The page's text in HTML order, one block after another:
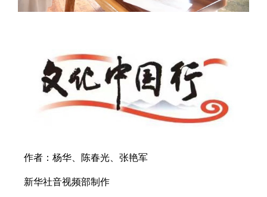
作者：杨华、陈春光、张艳军
新华社音视频部制作